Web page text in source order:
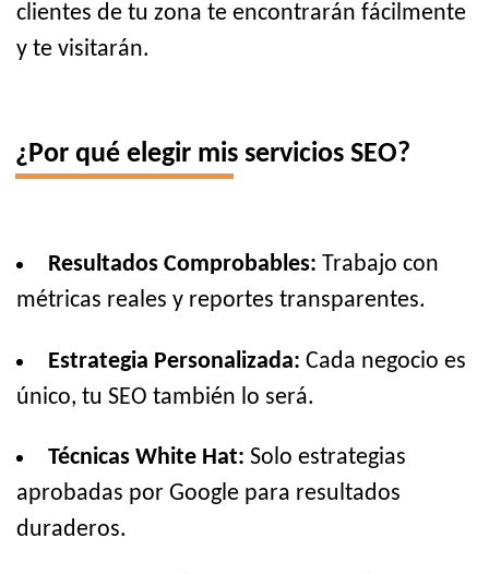
clientes de tu zona te encontrarán fácilmente
y te visitarán.
¿Por qué elegir mis servicios SEO?
Resultados Comprobables: Trabajo con
métricas reales y reportes transparentes.
Estrategia Personalizada: Cada negocio es
único, tu SEO también lo será.
Técnicas White Hat: Solo estrategias
aprobadas por Google para resultados
duraderos.